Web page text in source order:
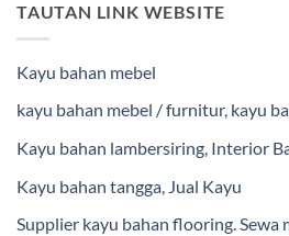
TAUTAN LINK WEBSITE
Kayu bahan mebel
kayu bahan mebel / furnitur, kayu
Kayu bahan lambersiring, Interior
Kayu bahan tangga Jual Kayu
Supplier kayu bahan flooring.Sewa